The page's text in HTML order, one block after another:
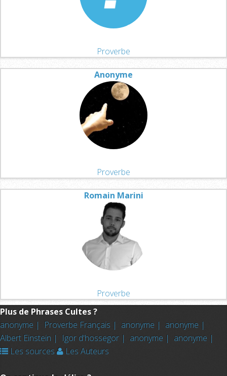
Proverbe
Anonyme
Proverbe
Romain Marini
Proverbe
Plus de Phrases Cultes ?
anonyme |
Proverbe Français | anonyme | anonyme |
Albert Einstein |
Igor d'hossegor | anonyme | anonyme |
Les sources
Les Auteurs